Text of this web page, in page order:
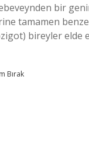
bir
tamamen
bireyler
Bırak